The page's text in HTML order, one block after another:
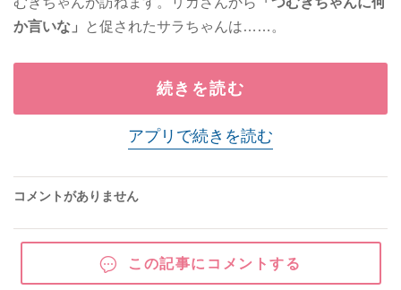
か言いな」
と促されたサラちゃんは……。
続きを読む
アプリで続きを読む
コメントがありません
この記事にコメントする